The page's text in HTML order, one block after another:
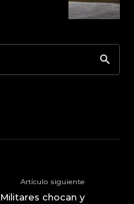
Artículo siguiente
Militares chocan y